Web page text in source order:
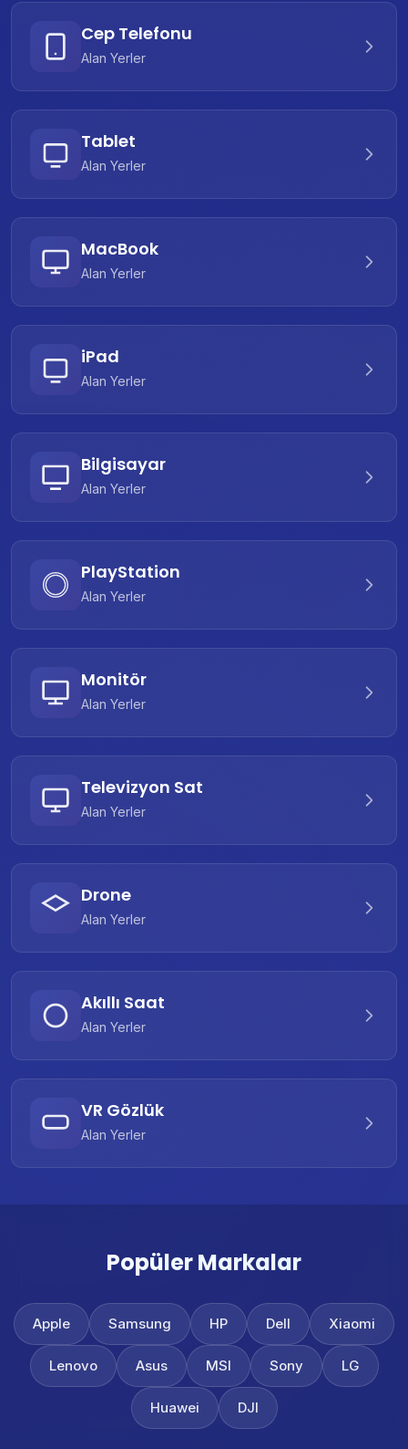
Cep Telefonu
Alan Yerler
Tablet
Alan Yerler
MacBook
Alan Yerler
iPad
Alan Yerler
Bilgisayar
Alan Yerler
PlayStation
Alan Yerler
Monitör
Alan Yerler
Televizyon Sat
Alan Yerler
Drone
Alan Yerler
Akıllı Saat
Alan Yerler
VR Gözlük
Alan Yerler
Popüler Markalar
Apple Samsung HP Dell Xiaomi
Lenovo Asus MSI Sony LG
Huawei DJI